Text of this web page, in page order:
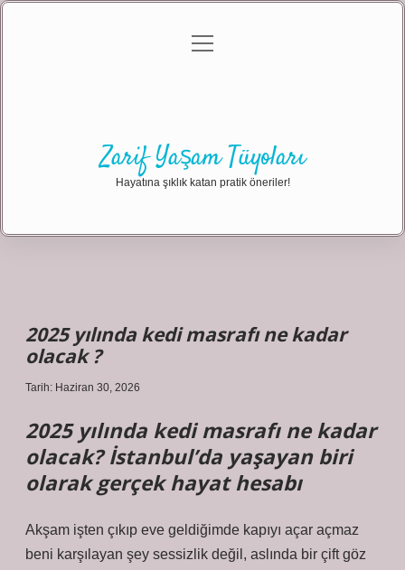
Gizlilik Politikası
menüyü
Zarif Yaşam Tüyoları
Hayatına şıklık katan pratik öneriler!
2025 yılında kedi masrafı ne kadar
olacak ?
Tarih: Haziran 30, 2026
2025 yılında kedi masrafı ne kadar
olacak? İstanbul’da yaşayan biri
olarak gerçek hayat hesabı
Akşam işten çıkıp eve geldiğimde kapıyı açar açmaz
beni karşılayan şey sessizlik değil, aslında bir çift göz